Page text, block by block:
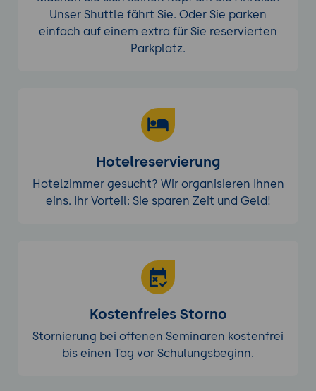
Unser Shuttle fährt Sie. Oder Sie parken
einfach auf einem extra für Sie reservierten
Parkplatz.
Hotelreservierung
Hotelzimmer gesucht? Wir organisieren Ihnen
eins. Ihr Vorteil: Sie sparen Zeit und Geld!
Kostenfreies Storno
Stornierung bei offenen Seminaren kostenfrei
bis einen Tag vor Schulungsbeginn.